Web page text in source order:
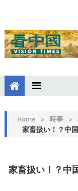
Home > 時事 >
家畜扱い！？中
家畜扱い！？中